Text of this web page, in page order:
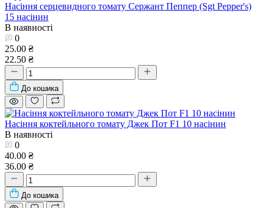
Насіння серцевидного томату Сержант Пеппер (Sgt Pepper's)
15 насінин
В наявності
0
25.00 ₴
22.50 ₴
До кошика
Насіння коктейльного томату Джек Пот F1 10 насінин
В наявності
0
40.00 ₴
36.00 ₴
До кошика